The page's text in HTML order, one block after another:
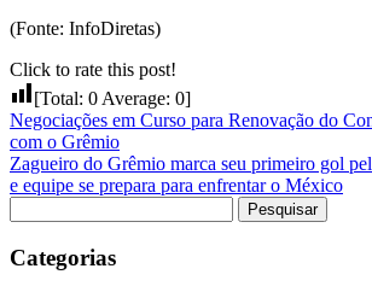
(Fonte: InfoDiretas)
Click to rate this post!
[Total: 0 Average: 0]
Negociações em Curso para Renovação do
com o Grêmio
Zagueiro do Grêmio marca seu primeiro gol
e equipe se prepara para enfrentar o México
por:
Categorias